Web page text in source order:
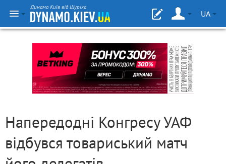
Динамо Київ від Шуріка
UA
Напередодні Конгресу УАФ
відбувся товариський матч